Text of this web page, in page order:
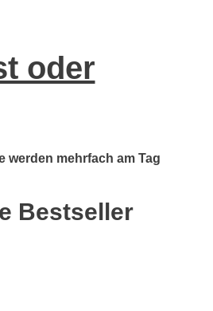
oder
werden mehrfach am Tag
Bestseller